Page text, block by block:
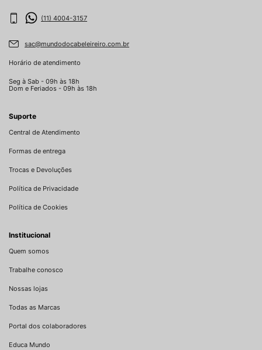
(11) 4004-3157
sac@mundodocabeleireiro.com.br
Horário de atendimento
Seg à Sab - 09h às 18h
Dom e Feriados - 09h às 18h
Suporte
Central de Atendimento
Formas de entrega
Trocas e Devoluções
Política de Privacidade
Política de Cookies
Institucional
Quem somos
Trabalhe conosco
Nossas lojas
Todas as Marcas
Portal dos colaboradores
Educa Mundo